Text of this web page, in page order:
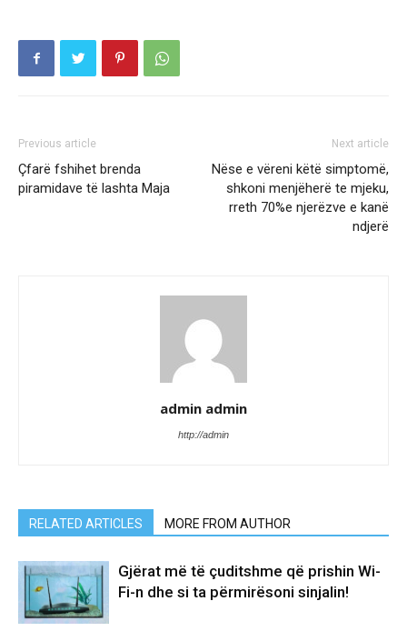
Previous article
Çfarë fshihet brenda
piramidave të lashta Maja
Next article
Nëse e vëreni këtë simptomë,
shkoni menjëherë te mjeku,
rreth 70%e njerëzve e kanë
ndjerë
admin admin
http://admin
RELATED ARTICLES MORE FROM AUTHOR
Gjërat më të çuditshme që prishin Wi-
Fi-n dhe si ta përmirësoni sinjalin!